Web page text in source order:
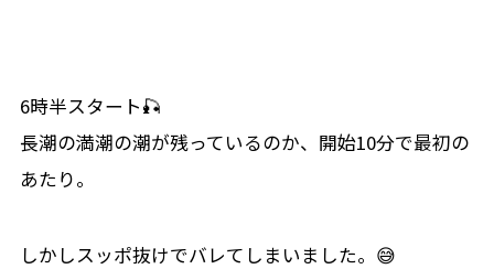
6時半スタート🎣
長潮の満潮の潮が残っているのか、開始10分で最初の
あたり。
しかしスッポ抜けでバレてしまいました。😅